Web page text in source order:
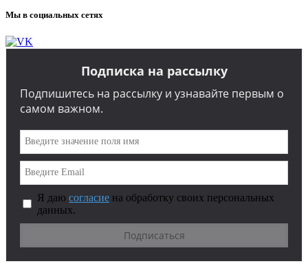
Мы в социальных сетях
Подписка на рассылку
Подпишитесь на рассылку и узнавайте первым о
самом важном.
Я даю согласие на обработку своих персональных
данных.